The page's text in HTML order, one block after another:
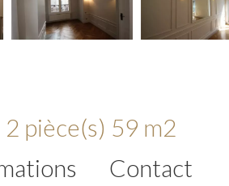
pièce(s) 59 m2
Contact